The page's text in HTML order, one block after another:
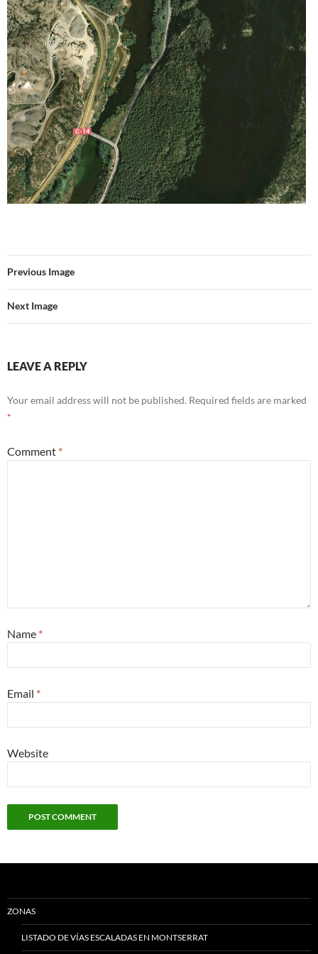
Previous Image
Next Image
LEAVE A REPLY
Your email address will not be published. Required fields are marked
*
Comment *
Name *
Email *
Website
ZONAS
LISTADO DE VÍAS ESCALADAS EN MONTSERRAT